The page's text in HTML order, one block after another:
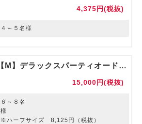
4,375円(税抜)
４～５名様
【M】デラックスパーティオードブル
15,000円(税抜)
６～８名
様
※ハーフサイズ 8,125円（税抜）